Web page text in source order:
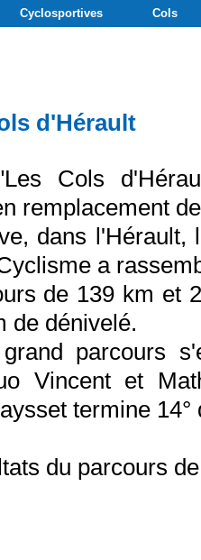
Cyclosportives Cols
d'Hérault
Cols
remplacement
dans l'Hérault,
a
de 139 km et
de dénivelé.
parcours
Vincent et
termine
du parcours